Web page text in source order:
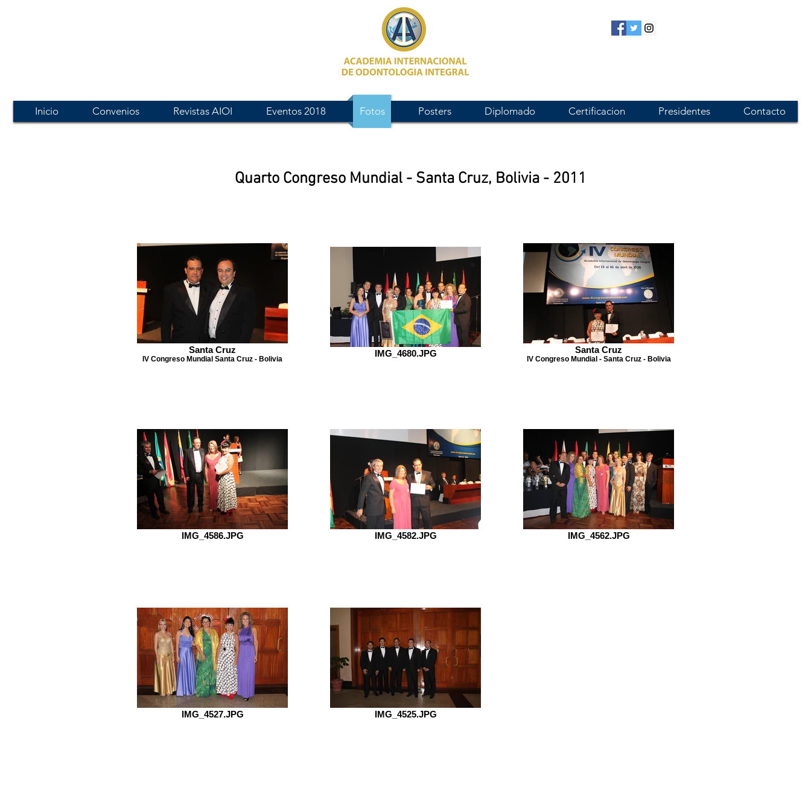
Inicio Convenios Revistas AIOI Eventos 2018 Fotos Posters Diplomado Certificacion Presidentes Contacto
Quarto Congreso Mundial - Santa Cruz, Bolivia - 2011
Santa Cruz
IV Congreso Mundial Santa Cruz - Bolivia
IMG_4680.JPG Santa Cruz
IV Congreso Mundial - Santa Cruz - Bolivia
IMG_4586.JPG IMG_4582.JPG IMG_4562.JPG
IMG_4527.JPG IMG_4525.JPG